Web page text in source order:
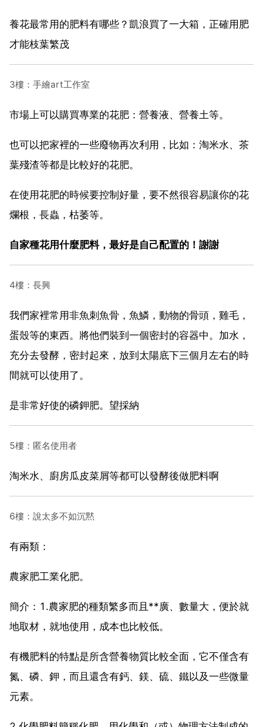
養花最常用的肥料有哪些？凱浪買了一大箱，正確用肥
才能枝葉繁茂
3樓：手繪art工作室
市場上可以購買專業的花肥：營養液、營養土等。
也可以把家裡的一些廢物再次利用，比如：淘米水、茶
葉殘渣等都是比較好的花肥。
在使用花肥的時候要控制好量，要不然很容易讓你的花
爛根，長蟲，枯萎等。
自家種花用什麼肥料，最好是自己配置的！謝謝
4樓：長興
我們家裡常用非魚刺魚骨，魚鱗，動物的骨頭，雞毛，
蛋殼等的東西。將他們裝到一個密封的容器中。加水，
充分去發酵，密封起來，放到太陽底下三個月左右的時
間就可以使用了。
是非常好使的磷鉀肥。望採納
5樓：匿名使用者
淘米水、廚房瓜皮菜屑等都可以發酵後做肥料啊
6樓：說太多不如沉黙
有兩類：
農家肥工業化肥。
簡介：1.農家肥的種類繁多而且**廣、數量大，便於就
地取材，就地使用，成本也比較低。
有機肥料的特點是所含營養物質比較全面，它不僅含有
氮、磷、鉀，而且還含有鈣、鎂、硫、鐵以及一些微量
元素。